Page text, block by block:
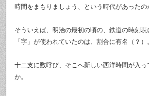
時間をまもりましょう、という時代があった
そういえば、明治の最初の頃の、鉄道の時刻
「字」が使われていたのは、割合に有名（？）
十二支に数呼び、そこへ新しい西洋時間が入
か。